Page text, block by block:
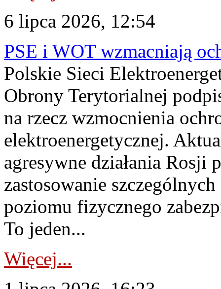
6 lipca 2026, 12:54
PSE i WOT wzmacniają
Polskie Sieci
Obrony Terytorialnej
na rzecz wzmocnienia
elektroenergetycznej.
agresywne działania Rosji
zastosowanie
poziomu fizycznego
To jeden...
Więcej...